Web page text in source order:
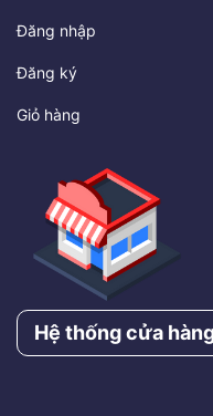
Đăng nhập
Đăng ký
Giỏ hàng
Hệ thống cửa